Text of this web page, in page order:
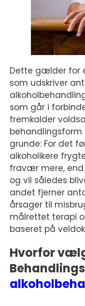
Dette gælder for
som udskriver
som går i
fremkalder
behandlingsform
grunde: For det
alkoholikere
fravær mere,
og vil således
andet fjerner
årsager til
målrettet terapi
baseret på
Hvorfor